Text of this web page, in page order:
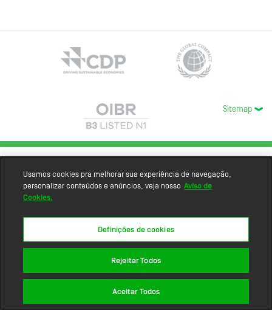
Sitemap
Usamos cookies pra melhorar sua experiência de navegação,
personalizar conteúdos e anúncios, veja nosso Aviso de
Cookies.
Definições de cookies
Rejeitar Todos
Aceitar Todos